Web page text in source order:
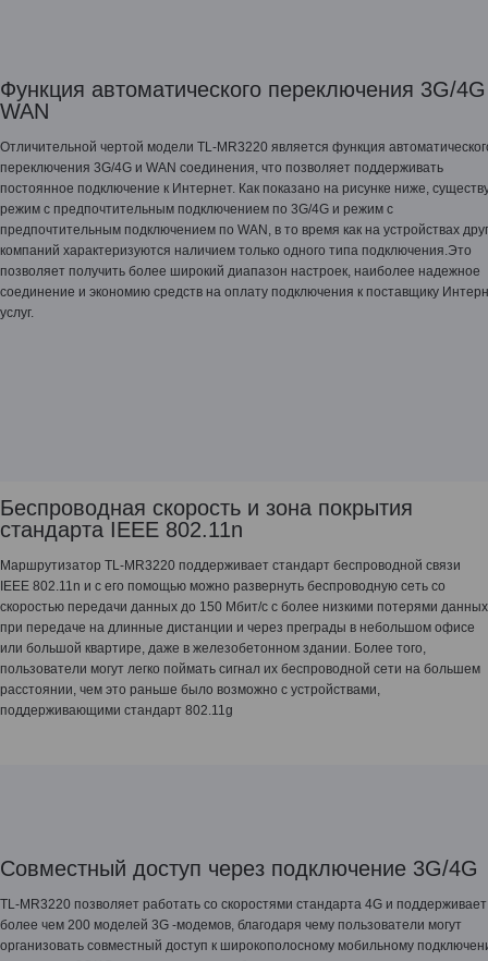
Функция автоматического переключения 3G/
WAN
Отличительной чертой модели TL-MR3220 является функция
переключения 3G/4G и WAN соединения, что позволяет поддерживать
постоянное подключение к Интернет. Как показано на рисунке ниже,
режим с предпочтительным подключением по 3G/4G и режим с
предпочтительным подключением по WAN, в то время как на устройствах
компаний характеризуются наличием только одного типа подключения.Это
позволяет получить более широкий диапазон настроек, наиболее надежное
соединение и экономию средств на оплату подключения к поставщику
услуг.
Беспроводная скорость и зона покрытия
стандарта IEEE 802.11n
Маршрутизатор TL-MR3220 поддерживает стандарт беспроводной связи
IEEE 802.11n и с его помощью можно развернуть беспроводную сеть со
скоростью передачи данных до 150 Мбит/с с более низкими потерями данных
при передаче на длинные дистанции и через преграды в небольшом офисе
или большой квартире, даже в железобетонном здании. Более того,
пользователи могут легко поймать сигнал их беспроводной сети на большем
расстоянии, чем это раньше было возможно с устройствами,
поддерживающими стандарт 802.11g
Совместный доступ через подключение 3G/4G
TL-MR3220 позволяет работать со скоростями стандарта 4G и поддерживает
более чем 200 моделей 3G -модемов, благодаря чему пользователи могут
организовать совместный доступ к широкополосному мобильному